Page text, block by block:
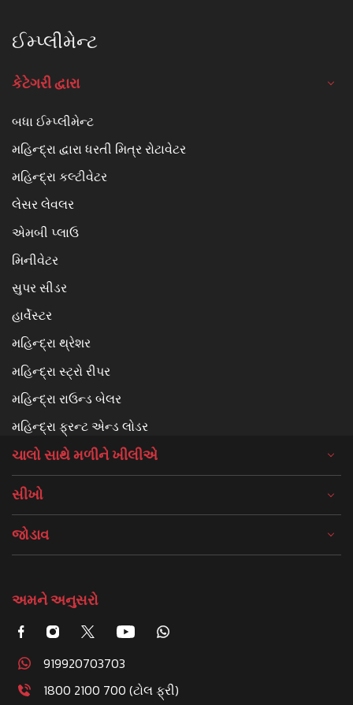
ઈમ્પ્લીમેન્ટ
કેટેગરી દ્વારા
બધા ઈમ્પ્લીમેન્ટ
મહિન્દ્રા દ્વારા ધરતી મિત્ર રોટાવેટર
મહિન્દ્રા કલ્ટીવેટર
લેસર લેવલર
એમબી પ્લાઉ
મિનીવેટર
સુપર સીડર
હાર્વેસ્ટર
મહિન્દ્રા થ્રેશર
મહિન્દ્રા સ્ટ્રો રીપર
મહિન્દ્રા રાઉન્ડ બેલર
મહિન્દ્રા ફ્રન્ટ એન્ડ લોડર
ચાલો સાથે મળીને ખીલીએ
સીખો
જોડાવ
અમને અનુસરો
919920703703
1800 2100 700 (ટોલ ફ્રી)